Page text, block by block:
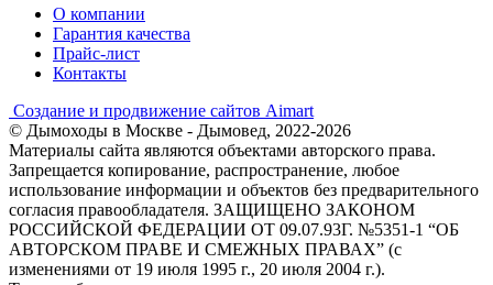
О компании
Гарантия качества
Прайс-лист
Контакты
Создание и продвижение сайтов Aimart
© Дымоходы в Москве - Дымовед, 2022-2026
Материалы сайта являются объектами авторского права.
Запрещается копирование, распространение, любое
использование информации и объектов без предварительного
согласия правообладателя. ЗАЩИЩЕНО ЗАКОНОМ
РОССИЙСКОЙ ФЕДЕРАЦИИ ОТ 09.07.93Г. №5351-1 “ОБ
АВТОРСКОМ ПРАВЕ И СМЕЖНЫХ ПРАВАХ” (с
изменениями от 19 июля 1995 г., 20 июля 2004 г.).